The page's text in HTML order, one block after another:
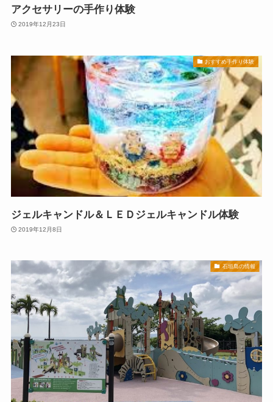
アクセサリーの手作り体験
2019年12月23日
おすすめ手作り体験
ジェルキャンドル＆ＬＥＤジェルキャンドル体験
2019年12月8日
石垣島の情報